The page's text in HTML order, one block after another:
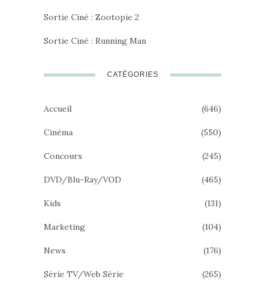
Sortie Ciné : Zootopie 2
Sortie Ciné : Running Man
CATÉGORIES
Accueil (646)
Cinéma (550)
Concours (245)
DVD/Blu-Ray/VOD (465)
Kids (131)
Marketing (104)
News (176)
Série TV/Web Série (265)